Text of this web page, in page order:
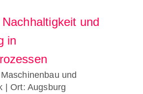
und
in
und
| Ort: Augsburg